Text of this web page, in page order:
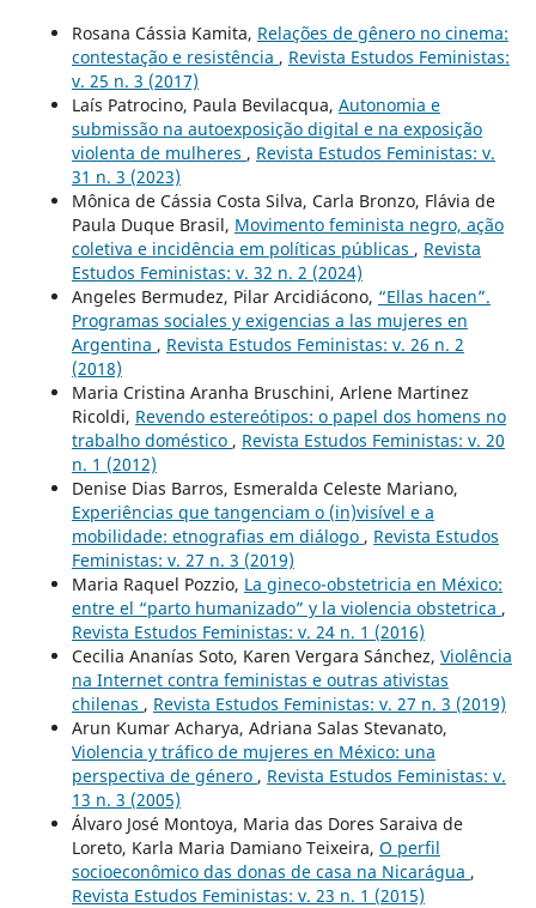
Rosana Cássia Kamita, Relações de gênero no cinema:
contestação e resistência , Revista Estudos Feministas:
v. 25 n. 3 (2017)
Laís Patrocino, Paula Bevilacqua, Autonomia e
submissão na autoexposição digital e na exposição
violenta de mulheres , Revista Estudos Feministas: v.
31 n. 3 (2023)
Mônica de Cássia Costa Silva, Carla Bronzo, Flávia de
Paula Duque Brasil, Movimento feminista negro, ação
coletiva e incidência em políticas públicas , Revista
Estudos Feministas: v. 32 n. 2 (2024)
Angeles Bermudez, Pilar Arcidiácono, “Ellas hacen”.
Programas sociales y exigencias a las mujeres en
Argentina , Revista Estudos Feministas: v. 26 n. 2
(2018)
Maria Cristina Aranha Bruschini, Arlene Martinez
Ricoldi, Revendo estereótipos: o papel dos homens no
trabalho doméstico , Revista Estudos Feministas: v. 20
n. 1 (2012)
Denise Dias Barros, Esmeralda Celeste Mariano,
Experiências que tangenciam o (in)visível e a
mobilidade: etnografias em diálogo , Revista Estudos
Feministas: v. 27 n. 3 (2019)
Maria Raquel Pozzio, La gineco-obstetricia en México:
entre el “parto humanizado” y la violencia obstetrica ,
Revista Estudos Feministas: v. 24 n. 1 (2016)
Cecilia Ananías Soto, Karen Vergara Sánchez, Violência
na Internet contra feministas e outras ativistas
chilenas , Revista Estudos Feministas: v. 27 n. 3 (2019)
Arun Kumar Acharya, Adriana Salas Stevanato,
Violencia y tráfico de mujeres en México: una
perspectiva de género , Revista Estudos Feministas: v.
13 n. 3 (2005)
Álvaro José Montoya, Maria das Dores Saraiva de
Loreto, Karla Maria Damiano Teixeira, O perfil
socioeconômico das donas de casa na Nicarágua ,
Revista Estudos Feministas: v. 23 n. 1 (2015)